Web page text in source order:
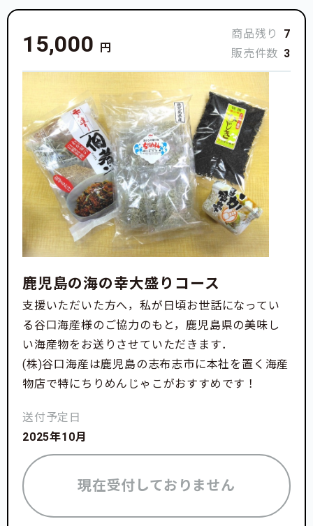
15,000 円
商品残り
7
販売件数 3
鹿児島の海の幸大盛りコース
支援いただいた方へ，私が日頃お世話になってい
る谷口海産様のご協力のもと，鹿児島県の美味し
い海産物をお送りさせていただきます．
(株)谷口海産は鹿児島の志布志市に本社を置く海産
物店で特にちりめんじゃこがおすすめです！
送付予定日
2025年10月
現在受付しておりません